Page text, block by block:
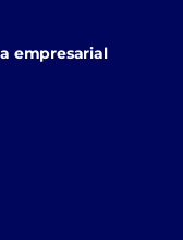
empresarial